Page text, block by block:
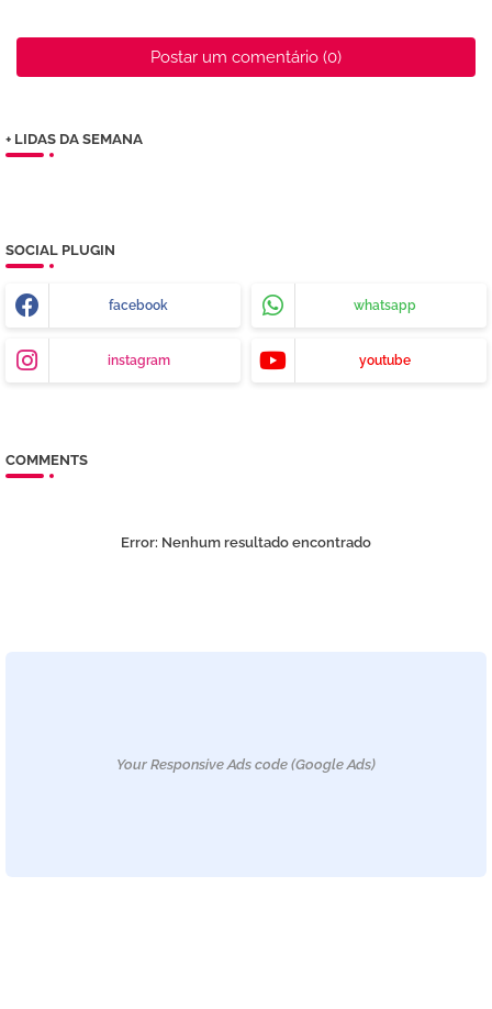
Postar um comentário (0)
+ LIDAS DA SEMANA
SOCIAL PLUGIN
facebook whatsapp
instagram youtube
COMMENTS
Error: Nenhum resultado encontrado
Your Responsive Ads code (Google Ads)